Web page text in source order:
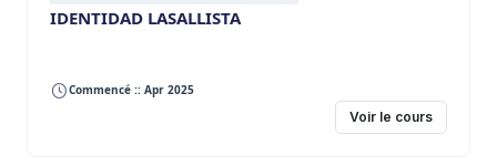
IDENTIDAD LASALLISTA
Commencé :: Apr 2025
Voir le cours